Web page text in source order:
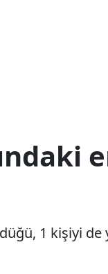
1 kişiyi de